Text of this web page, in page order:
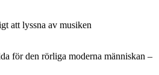
att lyssna av musiken
för den rörliga moderna människan –